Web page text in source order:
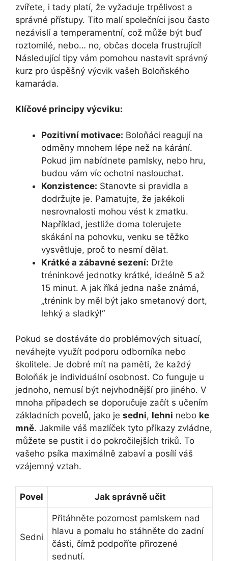
zvířete, i tady platí, že vyžaduje trpělivost a
správné přístupy. Tito malí společníci jsou často
nezávislí a temperamentní, což může být buď
roztomilé, nebo… no, občas docela frustrující!
Následující tipy vám pomohou nastavit správný
kurz pro úspěšný výcvik vašeh Boloňského
kamaráda.
Klíčové principy výcviku:
Pozitivní motivace: Boloňáci reagují na
odměny mnohem lépe než na kárání.
Pokud jim nabídnete pamlsky, nebo hru,
budou vám víc ochotni naslouchat.
Konzistence: Stanovte si pravidla a
dodržujte je. Pamatujte, že jakékoli
nesrovnalosti mohou vést k zmatku.
Například, jestliže doma tolerujete
skákání na pohovku, venku se těžko
vysvětluje, proč to nesmí dělat.
Krátké a zábavné sezení: Držte
tréninkové jednotky krátké, ideálně 5 až
15 minut. A jak říká jedna naše známá,
„trénink by měl být jako smetanový dort,
lehký a sladký!“
Pokud se dostáváte do problémových situací,
neváhejte využít podporu odborníka nebo
školitele. Je dobré mít na paměti, že každý
Boloňák je individuální osobnost. Co funguje u
jednoho, nemusí být nejvhodnější pro jiného. V
mnoha případech se doporučuje začít s učením
základních povelů, jako je sedni, lehni nebo ke
mně. Jakmile váš mazlíček tyto příkazy zvládne,
můžete se pustit i do pokročilejších triků. To
vašeho psíka maximálně zabaví a posílí váš
vzájemný vztah.
Povel Jak správně učit
Sedni
Přitáhněte pozornost pamlskem nad
hlavu a pomalu ho stáhněte do zadní
části, čímž podpoříte přirozené
sednutí.